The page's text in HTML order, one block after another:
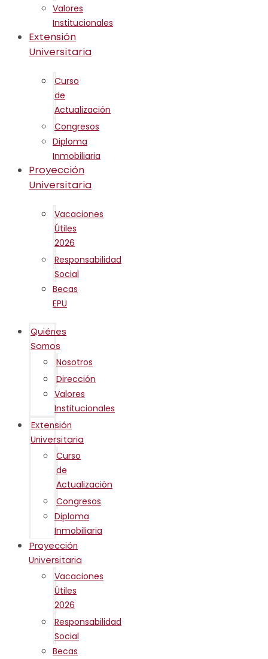
Valores
Institucionales
Extensión
Universitaria
Curso
de
Actualización
Congresos
Diploma
Inmobiliaria
Proyección
Universitaria
Vacaciones
Útiles
2026
Responsabilidad
Social
Becas
EPU
Quiénes
Somos
Nosotros
Dirección
Valores
Institucionales
Extensión
Universitaria
Curso
de
Actualización
Congresos
Diploma
Inmobiliaria
Proyección
Universitaria
Vacaciones
Útiles
2026
Responsabilidad
Social
Becas